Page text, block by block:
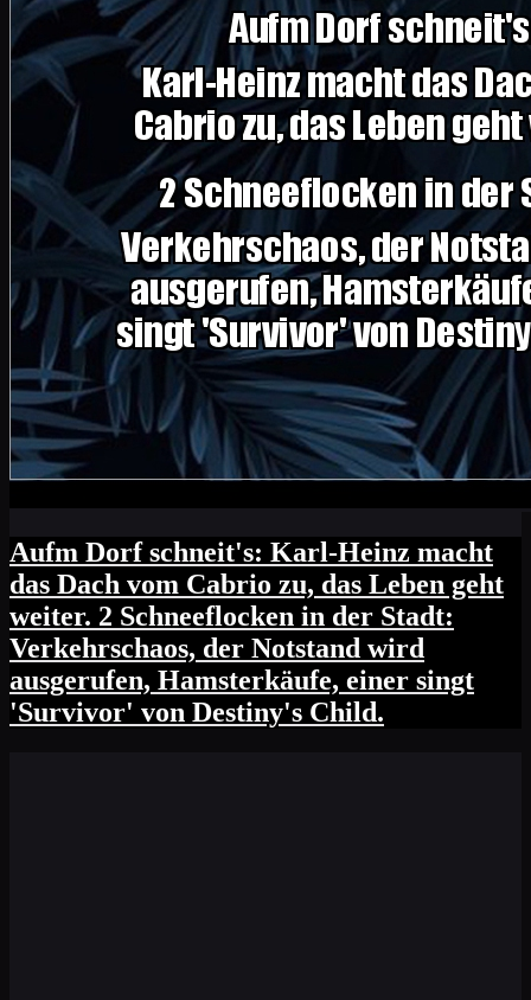
Aufm Dorf schneit's: Karl-Heinz macht
das Dach vom Cabrio zu, das Leben geht
weiter. 2 Schneeflocken in der Stadt:
Verkehrschaos, der Notstand wird
ausgerufen, Hamsterkäufe, einer singt
'Survivor' von Destiny's Child.